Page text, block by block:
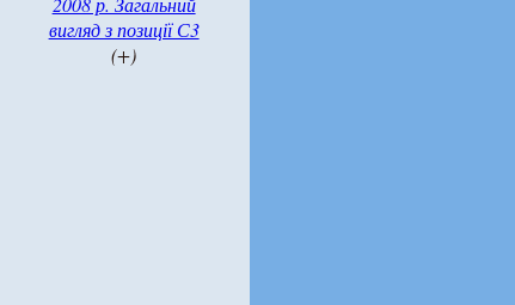
вигляд з позиції С3
(+)